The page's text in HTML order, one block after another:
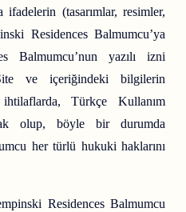
(tasarımlar, resimler,
Residences Balmumcu’ya
Balmumcu’nun yazılı izni
ve içeriğindeki bilgilerin
ihtilaflarda, Türkçe Kullanım
olup, böyle bir durumda
her türlü hukuki haklarını
Residences Balmumcu